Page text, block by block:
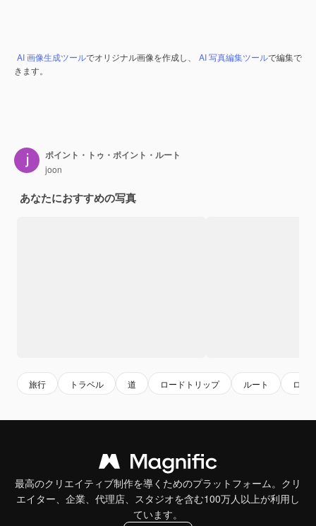
AI 画像生成ツールでオリジナル画像を作成し、 AI 写真編集ツールで編集で
きます。
ポイント・トゥ・ポイント・ルート
joon
あなたにおすすめの写真
旅行 トラベル 道 ロードトリップ ルート ロケ
最高のクリエイティブ制作を導くためのプラットフォーム。クリ
エイター、企業、代理店、スタジオを含む100万人以上が利用し
ています。